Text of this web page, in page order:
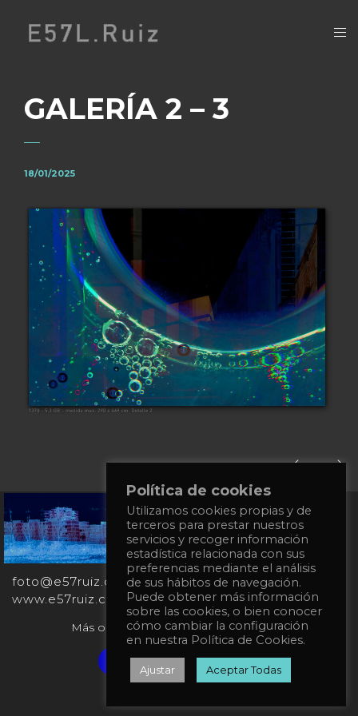
GALERÍA 2 – 3
18/01/2025
+34
651
862
863
foto@e57ruiz.com
www.e57ruiz.com
Más obras en la galería virtual Singulart:
Verified artist on Singulart
Política de cookies
Utilizamos cookies propias y de
terceros para prestar nuestros
servicios y recoger información
estadística relacionada con sus
preferencias mediante el análisis
de sus hábitos de navegación.
Puede obtener más información
sobre las cookies, o bien conocer
cómo cambiar la configuración
en nuestra Política de Cookies.
Ajustar Aceptar Todas